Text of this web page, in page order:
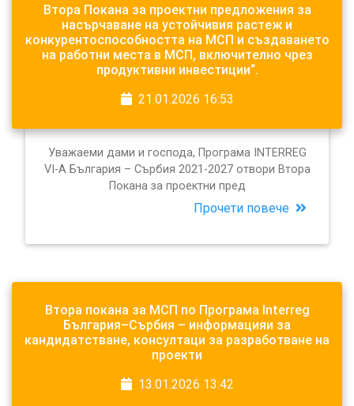
Втора Покана за проектни предложения за
насърчаване на устойчивия растеж и
конкурентоспособността на МСП и създаването
на работни места в МСП, включително чрез
продуктивни инвестиции“.
21.01.2026 16:53
Уважаеми дами и господа, Програма INTERREG
VI-A България – Сърбия 2021-2027 отвори Втора
Покана за проектни пред
Прочети повече
Втора покана за МСП по Програма Interreg
България–Сърбия – информацияи за
кандидатстване, консултаци за разработване на
проекти
13.01.2026 13:42